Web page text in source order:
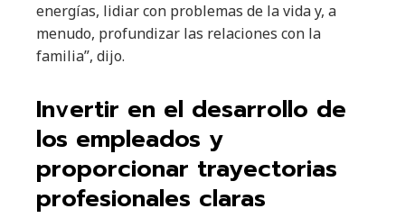
energías, lidiar con problemas de la vida y, a
menudo, profundizar las relaciones con la
familia”, dijo.
Invertir en el desarrollo de
los empleados y
proporcionar trayectorias
profesionales claras